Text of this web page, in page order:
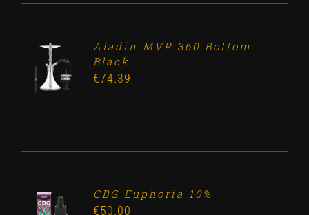
ADD TO
CART
/
DETALLES
Aladin MVP 360 Bottom
Black
€74.39
ADD TO
CART
CBG Euphoria 10%
€50.00